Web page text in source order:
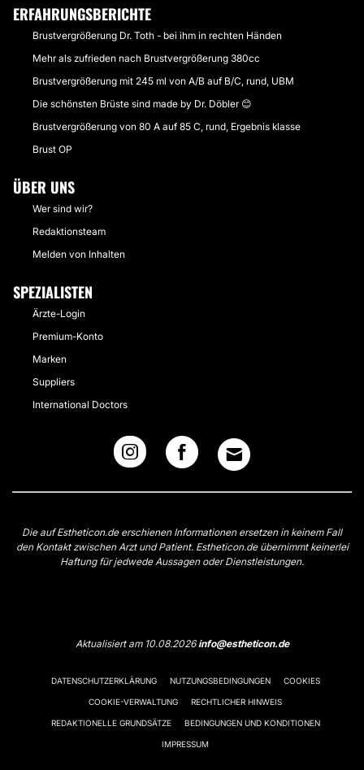
ERFAHRUNGSBERICHTE
Brustvergrößerung Dr. Toth - bei ihm in rechten Händen
Mehr als zufrieden nach Brustvergrößerung 380cc
Brustvergrößerung mit 245 ml von A/B auf B/C, rund, UBM
Die schönsten Brüste sind made by Dr. Döbler 😊
Brustvergrößerung von 80 A auf 85 C, rund, Ergebnis klasse
Brust OP
ÜBER UNS
Wer sind wir?
Redaktionsteam
Melden von Inhalten
SPEZIALISTEN
Ärzte-Login
Premium-Konto
Marken
Suppliers
International Doctors
Die auf Estheticon.de erschienen Informationen ersetzen in keinem Fall
den Kontakt zwischen Arzt und Patient. Estheticon.de übernimmt keinerlei
Haftung für jedwede Aussagen oder Dienstleistungen.
Aktualisiert am 10.08.2026info@estheticon.de
DATENSCHUTZERKLÄRUNG NUTZUNGSBEDINGUNGEN COOKIES
COOKIE-VERWALTUNG RECHTLICHER HINWEIS
REDAKTIONELLE GRUNDSÄTZE BEDINGUNGEN UND KONDITIONEN
IMPRESSUM